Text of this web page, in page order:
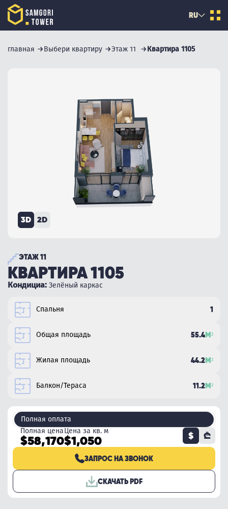
RU
главная Выбери квартиру Этаж 11 Квартира 1105
3D 2D
ЭТАЖ 11
КВАРТИРА 1105
Кондициа: Зелёный каркас
Спальня 1
Общая площадь 55.4М²
Жилая площадь 44.2М²
Балкон/Тераса 11.2М²
Полная оплата
Полная цена
$58,170
Цена за кв. м
$1,050 $ ₾
ЗАПРОС НА ЗВОНОК
СКАЧАТЬ PDF